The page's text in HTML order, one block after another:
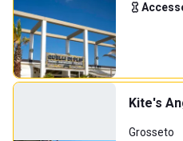
Kite's
Grosseto